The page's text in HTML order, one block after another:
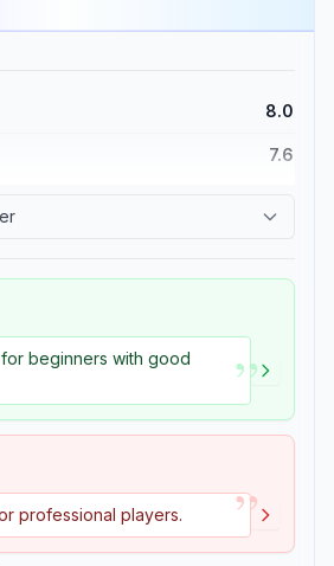
8.0
7.6
beginners with good
”
professional players. ”